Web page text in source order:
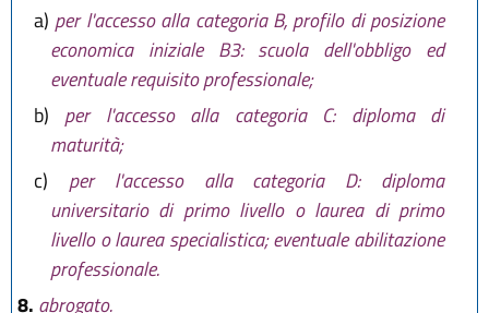
a) per l'accesso alla categoria B, profilo di posizione
economica iniziale B3: scuola dell'obbligo ed
eventuale requisito professionale;
b) per l'accesso alla categoria C: diploma di
maturità;
c)
per l'accesso alla categoria D: diploma
universitario di primo livello o laurea di primo
livello o laurea specialistica; eventuale abilitazione
professionale.
8. abrogato.